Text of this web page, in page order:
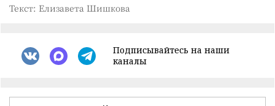
Текст: Елизавета Шишкова
Подписывайтесь на наши
каналы